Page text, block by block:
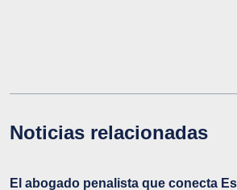
Noticias relacionadas
El abogado penalista que conecta